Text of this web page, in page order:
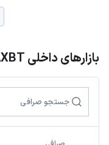
بازارهای داخلی OLAXBT